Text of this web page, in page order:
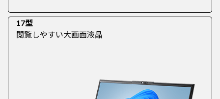
17型
閲覧しやすい大画面液晶